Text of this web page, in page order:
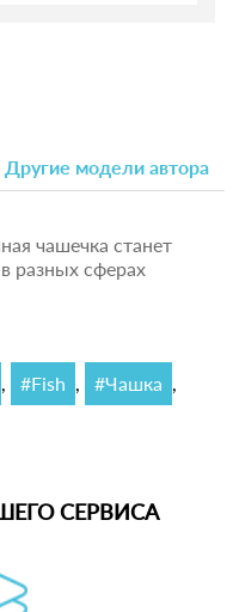
Другие модели автора
чашечка станет
разных сферах
, #Fish , #Чашка ,
СЕРВИСА